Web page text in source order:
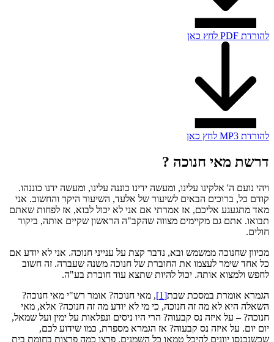
להורדת PDF לחץ כאן
להורדת MP3 לחץ כאן
דרשת מאי חנוכה ?
ויהי נועם ה' אלקינו עלינו, ומעשה ידינו כוננה עלינו, ומעשה ידנו כוננהו.
קודם כל, ברוכים הבאים לשיעור של אלעד, השיעור היקר והחשוב. אני
מאד מתגעגע אליכם, אז אמרתי אם אני לא יכול לבוא, אז לפחות שאתם
תבואו. אתם גם מקיימים מצווה שהקב"ה הראשון שקיים אותה, ביקור
חולים.
מכיוון שחנוכה ממשמש ובא, נדבר קצת על ענייני חנוכה. אני לא יודע אם
כל אחד שימר לעצמו את החוברת של חנוכה משנה שעברה. זה חשוב
לחפש ולמצוא אותה. יכול להיות שתצא עוד חוברת בע"ה.
הגמרא אומרת במסכת שבת[1]
, מאי חנוכה? אומר רש"י מאי חנוכה?
השאלה היא לא מה זה חנוכה, כי מי לא יודע מה זה חנוכה? אלא, מאי
חנוכה? – על איזה נס קבעוה? הרי היו ניסים ונפלאות על ימין ועל שמאל,
יום יום. על איזה נס קבעוה? אז הגמרא מספרת, כמו שידוע לכם,
שכשנכנסו יוונים להיכל טמאו כל השמנים. פרצו כמה פרצות בחומת בית